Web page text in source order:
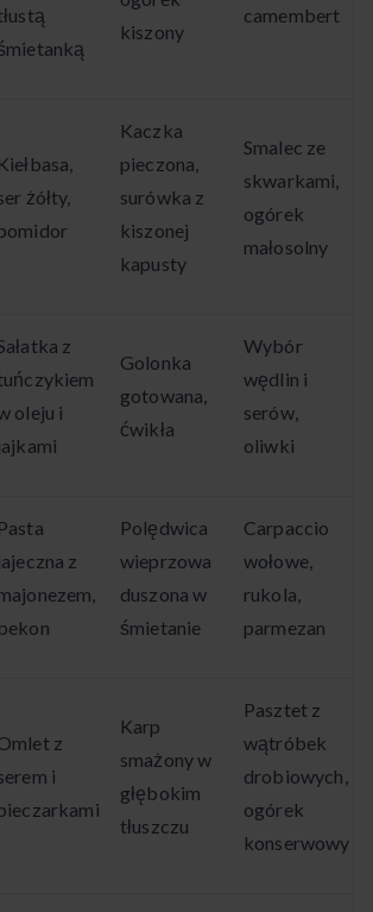
kiszony
camembert
Kiełbasa,
żółty,
Kaczka
pieczona,
surówka z
kiszonej
kapusty
Smalec ze
skwarkami,
ogórek
małosolny
z
oleju i
Golonka
gotowana,
ćwikła
Wybór
wędlin i
serów,
oliwki
Pasta
z
bekon
Polędwica
wieprzowa
duszona w
śmietanie
Carpaccio
wołowe,
rukola,
parmezan
z
i
Karp
smażony w
głębokim
tłuszczu
Pasztet z
wątróbek
drobiowych,
ogórek
konserwowy